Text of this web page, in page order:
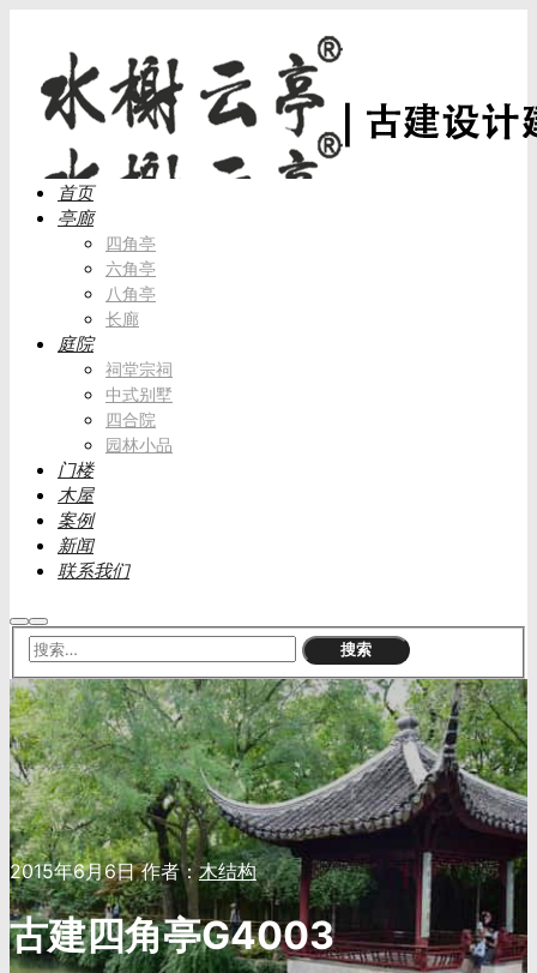
首页
亭廊
四角亭
六角亭
八角亭
长廊
庭院
祠堂宗祠
中式别墅
四合院
园林小品
门楼
木屋
案例
新闻
联系我们
搜 主
菜
单
2015年6月6日作者：木结构
古建四角亭G4003